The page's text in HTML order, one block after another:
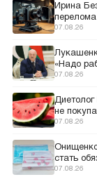
Ирина
перелома
07.08.26
«Надо
07.08.26
Диетолог
не
07.08.26
стать
эпидемий
07.08.26